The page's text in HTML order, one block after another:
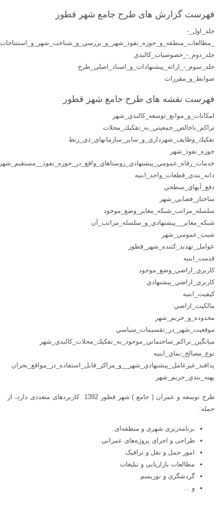
فهرست گزارش های طرح جامع شهر قطور
جلد_اول_-
جلد_دوم_-_خصوصيات_كالبدي
جلد_سوم_-_ارائه_پيشنهادات_و_اسناد_اصلي_طرح
ضوابط_و_مقررات
فهرست نقشه های طرح جامع شهر قطور
امكانات_و_موانع_توسعه_كالبدي_شهر
تراكم_ناخالص_جمعيتي_به_تفكيك_محلات
تفكيك_وظايف_شهرداري_و_ساير_سازمانهاي_ذي_ربط
حوزه_نفوذ_شهر
دانه_بندي_قطعات_واجد_ابنيه
دفع_آبهاي_سطحي
ساختار_فضايي_شهر
سلسله_مراتب_شبكه_معابر_وضع_موجود
شبكه_معابر__پيشنهادي_و_سلسله_مراتب_آن
شيب_عمومي_شهر
عوامل_تهديد_كننده_شهر_قطور
قدمت_ابنيه
كاربري_اراضي_وضع_موجود
كاربري_اراضي_پيشنهادي
كيفيت_ابنيه
مالكيت_اراضي
محدوده_و_حريم_شهر
موقعيت_شهر_در_تقسيمات_سياسي
ميانگين_تراكم_ساختماني_موجود_به_تفكيك_محلات_كالبدي_شهر
نوع_مصالح_نماي_ابنيه
پدافند_غيرعامل_پيشنهادي_شهر__و_مراكز_قابل_استفاده_در_مواقع_بحران
پهنه_بندي_حريم_شهر
طرح توسعه و عمران ( جامع ) شهر قطور 1392 کاربردهای متعددی دارد، از
جمله:
برنامه‌ریزی شهری و منطقه‌ای
طراحی و اجرای پروژه‌های عمرانی
امور حمل و نقل و ترافیک
مطالعات بازاریابی و تبلیغات
گردشگری و توریسم
و …